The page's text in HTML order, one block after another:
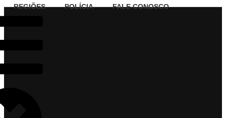
REGIÕES
POLÍCIA FALE CONOSCO